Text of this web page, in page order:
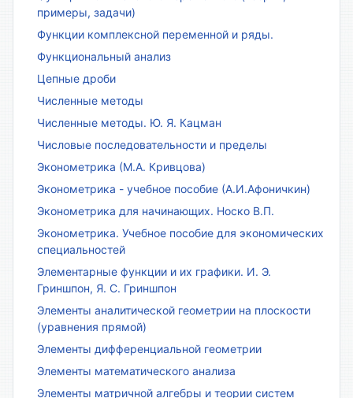
примеры, задачи)
Функции комплексной переменной и ряды.
Функциональный анализ
Цепные дроби
Численные методы
Численные методы. Ю. Я. Кацман
Числовые последовательности и пределы
Эконометрика (М.А. Кривцова)
Эконометрика - учебное пособие (А.И.Афоничкин)
Эконометрика для начинающих. Носко В.П.
Эконометрика. Учебное пособие для экономических
специальностей
Элементарные функции и их графики. И. Э.
Гриншпон, Я. С. Гриншпон
Элементы аналитической геометрии на плоскости
(уравнения прямой)
Элементы дифференциальной геометрии
Элементы математического анализа
Элементы матричной алгебры и теории систем